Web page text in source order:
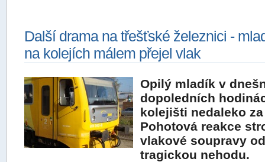
Další drama na třešťské železnici -
na kolejích málem přejel vlak
Opilý mladík v
dopoledních
kolejišti nedaleko
Pohotová reakce
vlakové soupravy
tragickou nehodu.